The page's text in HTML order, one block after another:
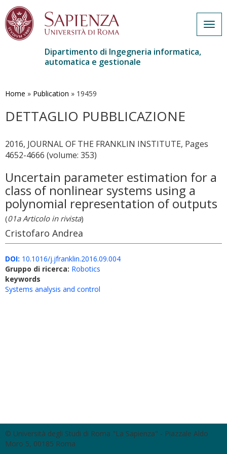
contenuto
Dipartimento di Ingegneria informatica,
automatica e gestionale
Home » Publication » 19459
DETTAGLIO PUBBLICAZIONE
2016, JOURNAL OF THE FRANKLIN INSTITUTE, Pages
4652-4666 (volume: 353)
Uncertain parameter estimation for a
class of nonlinear systems using a
polynomial representation of outputs
(01a Articolo in rivista)
Cristofaro Andrea
DOI: 10.1016/j.jfranklin.2016.09.004
Gruppo di ricerca: Robotics
keywords
Systems analysis and control
© Università degli Studi di Roma "La Sapienza" - Piazzale Aldo
Moro 5, 00185 Roma